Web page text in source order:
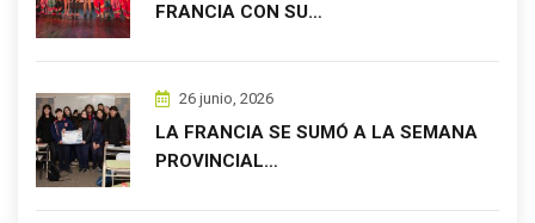
FRANCIA CON SU…
26 junio, 2026
LA FRANCIA SE SUMÓ A LA SEMANA
PROVINCIAL…